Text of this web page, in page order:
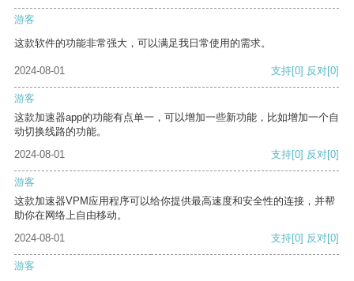
游客
这款软件的功能非常强大，可以满足我日常使用的需求。
2024-08-01 支持[0] 反对[0]
游客
这款加速器app的功能有点单一，可以增加一些新功能，比如增加一个自
动切换线路的功能。
2024-08-01
支持[0] 反对[0]
游客
这款加速器VPM应用程序可以给你提供最高速度和安全性的连接，并帮
助你在网络上自由移动。
2024-08-01
支持[0] 反对[0]
游客